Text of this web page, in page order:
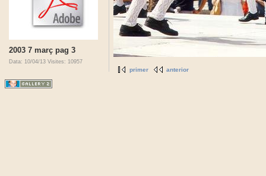
2003 7 març pag 3
Data: 10/04/13 Visites: 10957
primer anterior